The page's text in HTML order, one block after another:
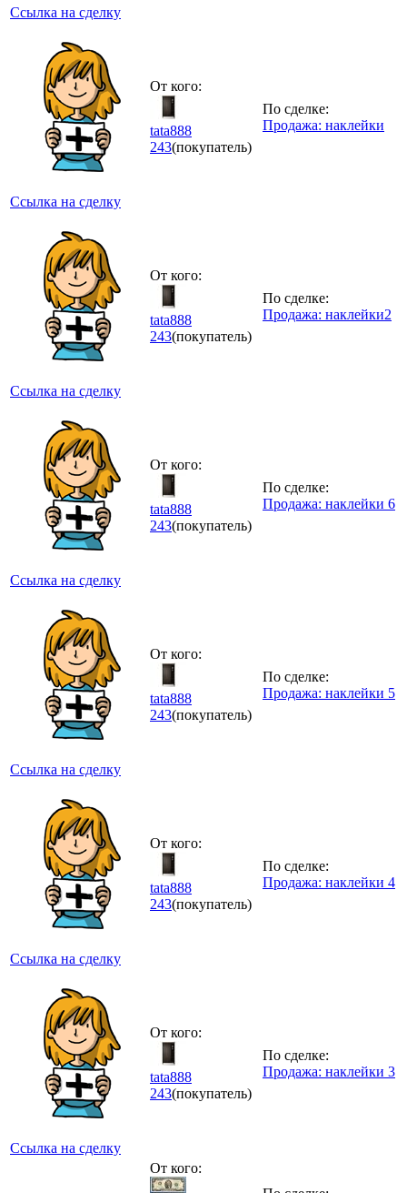
Ссылка на сделку
Ссылка на сделку
От кого:
tata888
243(покупатель)
По сделке:
Продажа: наклейки
Ссылка на сделку
От кого:
tata888
243(покупатель)
По сделке:
Продажа: наклейки2
Ссылка на сделку
От кого:
tata888
243(покупатель)
По сделке:
Продажа: наклейки 6
Ссылка на сделку
От кого:
tata888
243(покупатель)
По сделке:
Продажа: наклейки 5
Ссылка на сделку
От кого:
tata888
243(покупатель)
По сделке:
Продажа: наклейки 4
Ссылка на сделку
От кого:
tata888
243(покупатель)
По сделке:
Продажа: наклейки 3
От кого: